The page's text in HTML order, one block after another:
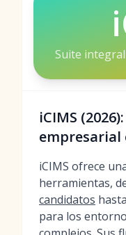
Suite
iCIMS
empresarial
iCIMS ofrece
herramientas,
candidatos
para los